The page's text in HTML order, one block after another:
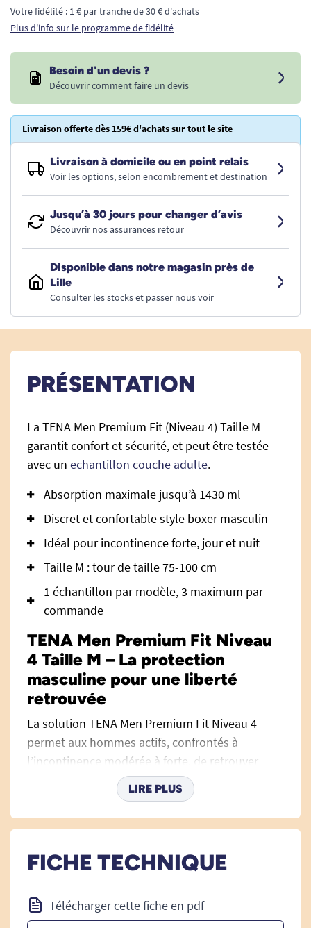
Votre fidélité : 1 € par tranche de 30 € d'achats
Plus d'info sur le programme de fidélité
Besoin d'un devis ?
Découvrir comment faire un devis
Livraison offerte dès 159€ d'achats sur tout le site
Livraison à domicile ou en point relais
Voir les options, selon encombrement et destination
Jusqu’à 30 jours pour changer d’avis
Découvrir nos assurances retour
Disponible dans notre magasin près de
Lille
Consulter les stocks et passer nous voir
PRÉSENTATION
La TENA Men Premium Fit (Niveau 4) Taille M
garantit confort et sécurité, et peut être testée
avec un echantillon couche adulte.
Absorption maximale jusqu’à 1430 ml
Discret et confortable style boxer masculin
Idéal pour incontinence forte, jour et nuit
Taille M : tour de taille 75-100 cm
1 échantillon par modèle, 3 maximum par
commande
TENA Men Premium Fit Niveau
4 Taille M – La protection
masculine pour une liberté
retrouvée
La solution TENA Men Premium Fit Niveau 4
permet aux hommes actifs, confrontés à
l’incontinence modérée à forte, de retrouver
confiance et aisance au quotidien. Avec son
design semblable à un sous-vêtement classique,
sa technologie d’absorption supérieure et son
à toutes les situations de la vie courante, au
travail comme pendant les loisirs ou l’activité
pour l'incontinenceadaptées à chaque besoin,
LIRE PLUS
FICHE TECHNIQUE
Télécharger cette fiche en pdf